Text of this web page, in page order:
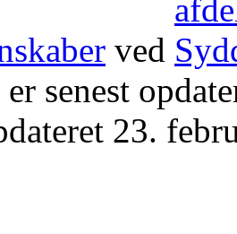
ved
senest
23.